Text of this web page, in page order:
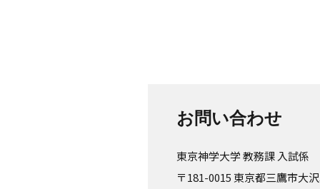
お問い合わせ
東京神学大学 教務課 入試係
〒181-0015 東京都三鷹市大